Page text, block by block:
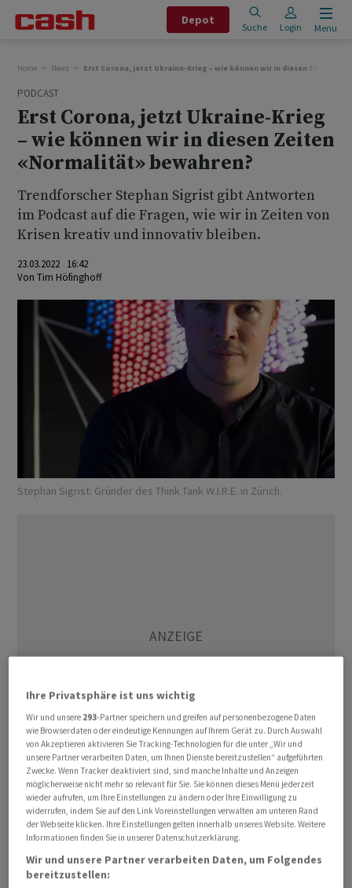
Depot
Suche Login Menu
Home News Erst Corona, jetzt Ukraine-Krieg – wie können wir in diesen Zeiten
PODCAST
Erst Corona, jetzt Ukraine-Krieg
– wie können wir in diesen Zeiten
«Normalität» bewahren?
Trendforscher Stephan Sigrist gibt Antworten
im Podcast auf die Fragen, wie wir in Zeiten von
Krisen kreativ und innovativ bleiben.
23.03.2022 16:42
Von Tim Höfinghoff
Stephan Sigrist: Gründer des Think Tank W.I.R.E. in Zürich.
Im Podcast "Handelszeitung Insights" spricht Tim
Höfinghoff mit Stephan Sigrist, Gründer und Leiter des
Think Tank W.I.R.E., über Resilienz sowie
Innovationsfähigkeit in Zeiten von Corona und Krieg.
Wie gelingt es uns, die langfristigen Herausforderungen
Ihre Privatsphäre ist uns wichtig
Wir und unsere 293-Partner speichern und greifen auf personenbezogene Daten
wie Browserdaten oder eindeutige Kennungen auf Ihrem Gerät zu. Durch Auswahl
von Akzeptieren aktivieren Sie Tracking-Technologien für die unter „Wir und
unsere Partner verarbeiten Daten, um Ihnen Dienste bereitzustellen“ aufgeführten
Zwecke. Wenn Tracker deaktiviert sind, sind manche Inhalte und Anzeigen
möglicherweise nicht mehr so relevant für Sie. Sie können dieses Menü jederzeit
wieder aufrufen, um Ihre Einstellungen zu ändern oder Ihre Einwilligung zu
widerrufen, indem Sie auf den Link Voreinstellungen verwalten am unteren Rand
der Webseite klicken. Ihre Einstellungen gelten innerhalb unseres Website. Weitere
Informationen finden Sie in unserer Datenschutzerklärung.
Wir und unsere Partner verarbeiten Daten, um Folgendes
bereitzustellen: